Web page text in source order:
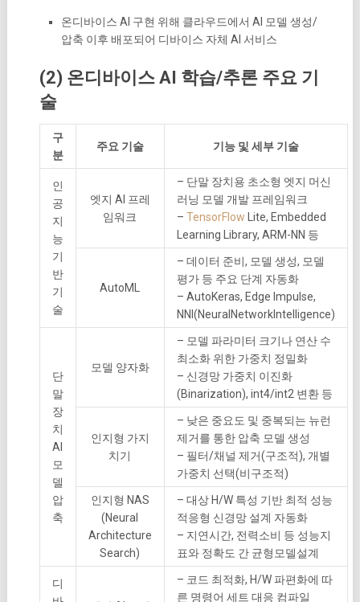
온디바이스 AI 구현 위해 클라우드에서 AI 모델 생성/
압축 이후 배포되어 디바이스 자체 AI 서비스
(2) 온디바이스 AI 학습/추론 주요 기
술
구
분
주요 기술 기능 및 세부 기술
인
공
지
능
기
반
기
술
엣지 AI 프레
임워크
– 단말 장치용 초소형 엣지 머신
러닝 모델 개발 프레임워크
– TensorFlow Lite, Embedded
Learning Library, ARM-NN 등
AutoML
– 데이터 준비, 모델 생성, 모델
평가 등 주요 단계 자동화
– AutoKeras, Edge Impulse,
NNI(NeuralNetworkIntelligence)
단
말
장
치
AI
모
델
압
축
모델 양자화
– 모델 파라미터 크기나 연산 수
최소화 위한 가중치 정밀화
– 신경망 가중치 이진화
(Binarization), int4/int2 변환 등
인지형 가지
치기
– 낮은 중요도 및 중복되는 뉴런
제거를 통한 압축 모델 생성
– 필터/채널 제거(구조적), 개별
가중치 선택(비구조적)
인지형 NAS
(Neural
Architecture
Search)
– 대상 H/W 특성 기반 최적 성능
적응형 신경망 설계 자동화
– 지연시간, 전력소비 등 성능지
표와 정확도 간 균형모델설계
디
– 코드 최적화, H/W 파편화에 따
른 명령어 세트 대응 컴파일